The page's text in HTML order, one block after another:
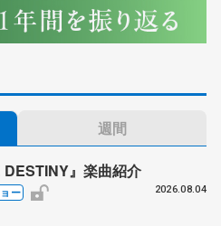
週間
DESTINY』楽曲紹介
ー 2026.08.04